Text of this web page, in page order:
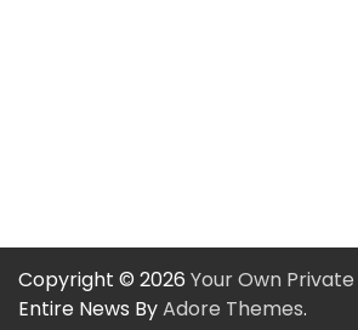
Copyright © 2026 Your Own Private
Entire News ByAdore Themes.